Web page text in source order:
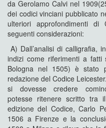
da Gerolamo Calvi nel
dei codici vinciani pubblicato
ulteriori approfondimenti
seguenti considerazioni:
A) Dall’analisi di calligrafia,
indizi come riferimenti a
Bologna nel 1505) è stato
redazione del Codice
si dovesse credere
potesse ritenere scritto tra
edizione del Codice, Carlo
1506 a Firenze e la